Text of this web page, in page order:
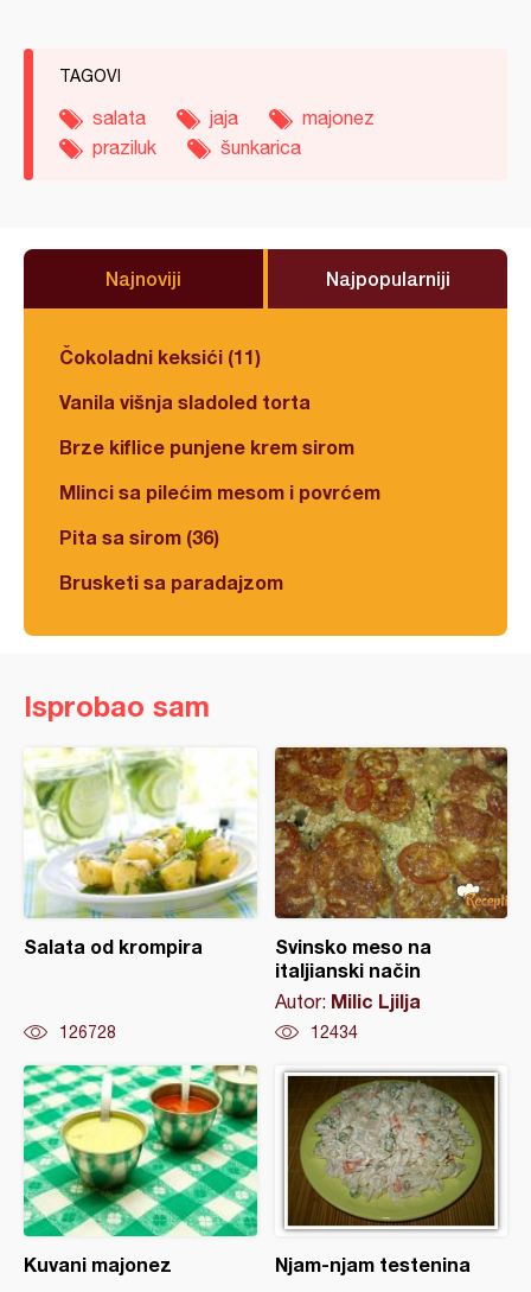
TAGOVI
salata jaja
majonez
praziluk
šunkarica
Najnoviji Najpopularniji
Čokoladni keksići (11)
Vanila višnja sladoled torta
Brze kiflice punjene krem sirom
Mlinci sa pilećim mesom i povrćem
Pita sa sirom (36)
Brusketi sa paradajzom
Isprobao sam
Salata od krompira
126728
Svinsko meso na
italjianski način
Autor: Milic Ljilja
12434
Kuvani majonez Njam-njam testenina